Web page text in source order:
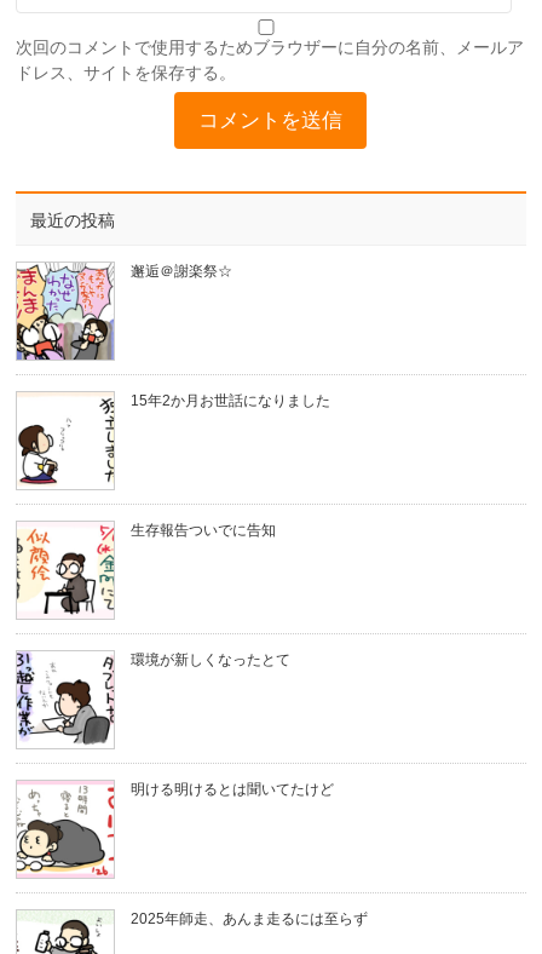
次回のコメントで使用するためブラウザーに自分の名前、メールア
ドレス、サイトを保存する。
最近の投稿
邂逅＠謝楽祭☆
15年2か月お世話になりました
生存報告ついでに告知
環境が新しくなったとて
明ける明けるとは聞いてたけど
2025年師走、あんま走るには至らず